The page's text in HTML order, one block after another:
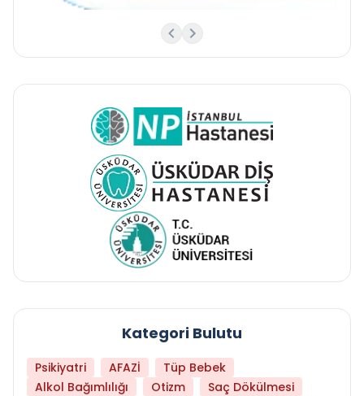
Kategori Bulutu
Psikiyatri AFAZİ
Tüp Bebek
Alkol Bağımlılığı
Otizm
Saç Dökülmesi